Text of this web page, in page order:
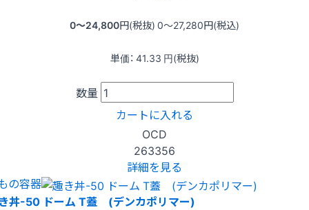
0〜24,800円(税抜) 0〜27,280円(税込)
単価： 41.33 円(税抜)
数量
カートに入れる
OCD
263356
詳細を見る
の容器
丼-50 ドーム T蓋 (デンカポリマー)